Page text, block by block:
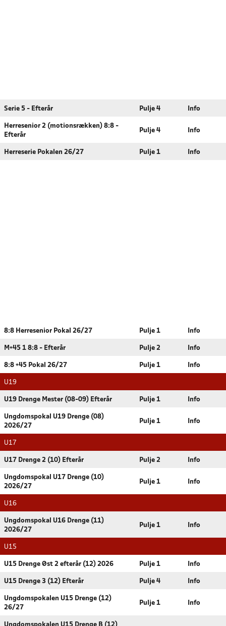
Serie 5 - Efterår Pulje 4 Info
Herresenior 2 (motionsrækken) 8:8 -
Efterår
Pulje 4 Info
Herreserie Pokalen 26/27 Pulje 1 Info
8:8 Herresenior Pokal 26/27 Pulje 1 Info
M+45 1 8:8 - Efterår Pulje 2 Info
8:8 +45 Pokal 26/27 Pulje 1 Info
U19
U19 Drenge Mester (08-09) Efterår Pulje 1 Info
Ungdomspokal U19 Drenge (08)
2026/27
Pulje 1 Info
U17
U17 Drenge 2 (10) Efterår Pulje 2 Info
Ungdomspokal U17 Drenge (10)
2026/27
Pulje 1 Info
U16
Ungdomspokal U16 Drenge (11)
2026/27
Pulje 1 Info
U15
U15 Drenge Øst 2 efterår (12) 2026 Pulje 1 Info
U15 Drenge 3 (12) Efterår Pulje 4 Info
Ungdomspokalen U15 Drenge (12)
26/27
Pulje 1 Info